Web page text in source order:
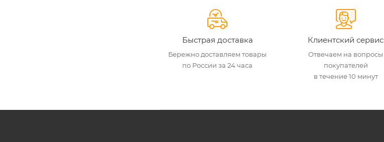
Быстрая доставка
Бережно доставляем товары
по России за 24 часа
Клиентский сервис
Отвечаем на вопросы
покупателей
в течение 10 минут